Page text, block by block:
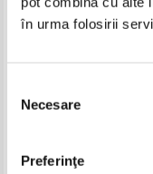
în urma folosirii
consimțământului
Necesare
Preferinţe
-